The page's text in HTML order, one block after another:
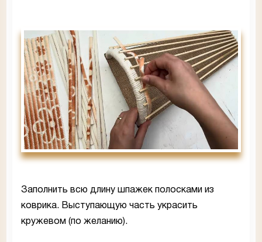
Заполнить всю длину шпажек полосками из
коврика. Выступающую часть украсить
кружевом (по желанию).